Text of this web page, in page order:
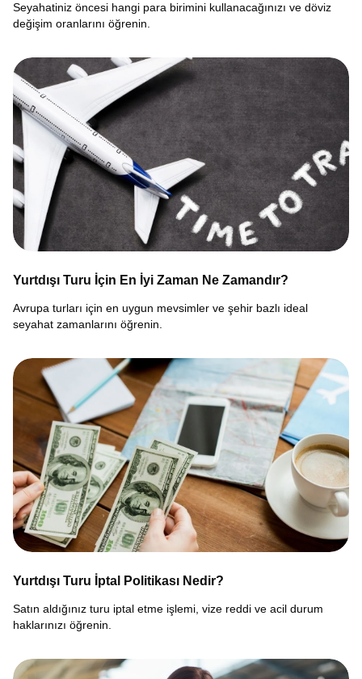
Seyahatiniz öncesi hangi para birimini kullanacağınızı ve döviz
değişim oranlarını öğrenin.
Yurtdışı Turu İçin En İyi Zaman Ne Zamandır?
Avrupa turları için en uygun mevsimler ve şehir bazlı ideal
seyahat zamanlarını öğrenin.
Yurtdışı Turu İptal Politikası Nedir?
Satın aldığınız turu iptal etme işlemi, vize reddi ve acil durum
haklarınızı öğrenin.